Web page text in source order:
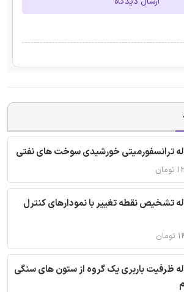
ترانسفورمیتی خورشیدی سوخت های نفتی
تشخیص نقطه تغییر با نمودارهای کنترل
ظرفیت باربری یک گروه از ستون های سنگی